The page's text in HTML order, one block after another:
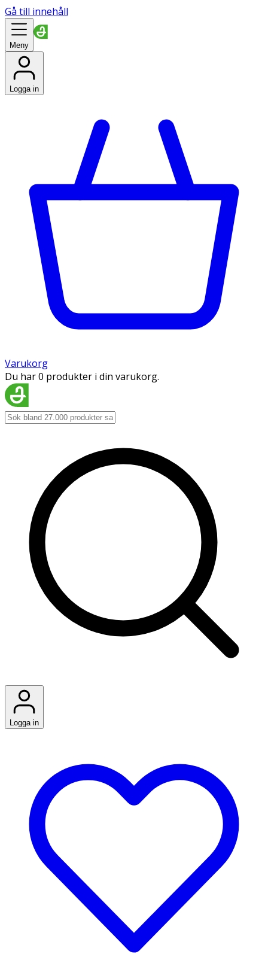
Gå till innehåll
Meny
Logga in
Varukorg
Du har 0 produkter i din varukorg.
Logga in